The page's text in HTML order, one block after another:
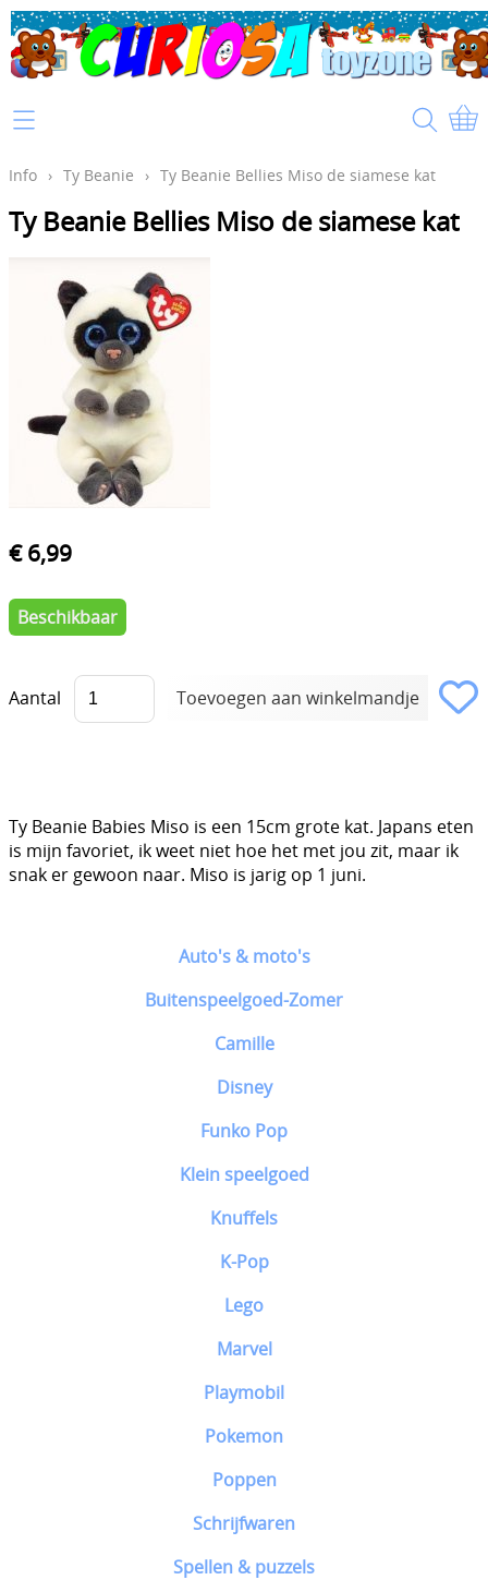
Home
Info
Mijn account
Auto's & moto's
Buitenspeelgoed-Zomer
Camille
Disney
Funko Pop
Klein speelgoed
Knuffels
K-Pop
Lego
Marvel
Playmobil
Pokemon
Poppen
Schrijfwaren
Spellen & puzzels
Info › Ty Beanie › Ty Beanie Bellies Miso de siamese kat
Ty Beanie Bellies Miso de siamese kat
€ 6,99
Beschikbaar
Aantal
Ty Beanie Babies Miso is een 15cm grote kat. Japans eten
is mijn favoriet, ik weet niet hoe het met jou zit, maar ik
snak er gewoon naar. Miso is jarig op 1 juni.